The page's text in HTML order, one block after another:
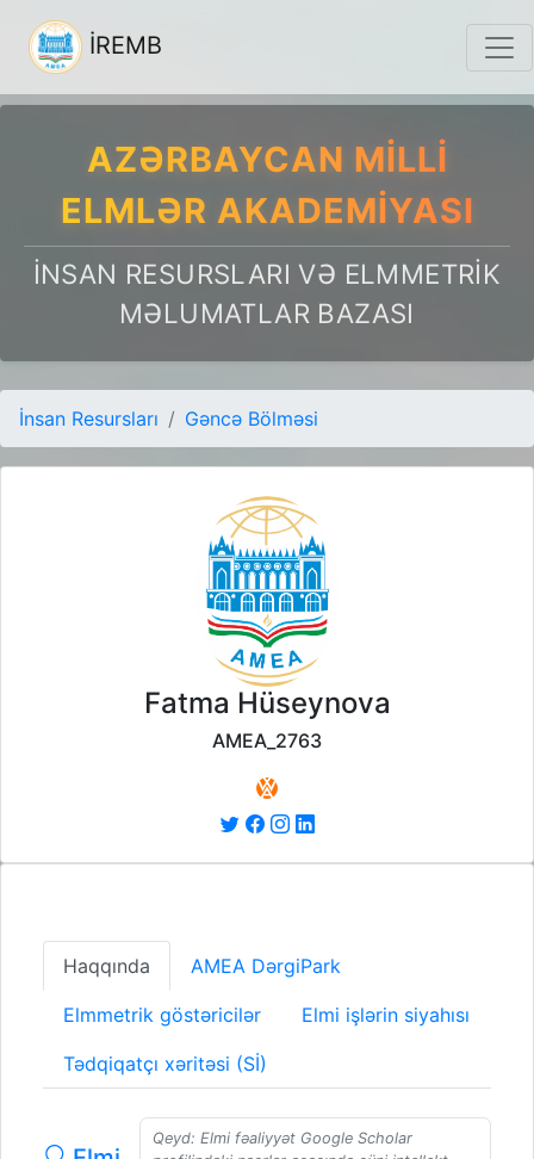
İREMB
AZƏRBAYCAN MILLI
ELMLƏR AKADEMIYASI
İNSAN RESURSLARI VƏ ELMMETRIK
MƏLUMATLAR BAZASI
İnsan Resursları Gəncə Bölməsi
Fatma Hüseynova
AMEA_2763
Haqqında AMEA DərgiPark
Elmmetrik göstəricilər Elmi işlərin siyahısı
Tədqiqatçı xəritəsi (Sİ)
Qeyd: Elmi fəaliyyət Google Scholar